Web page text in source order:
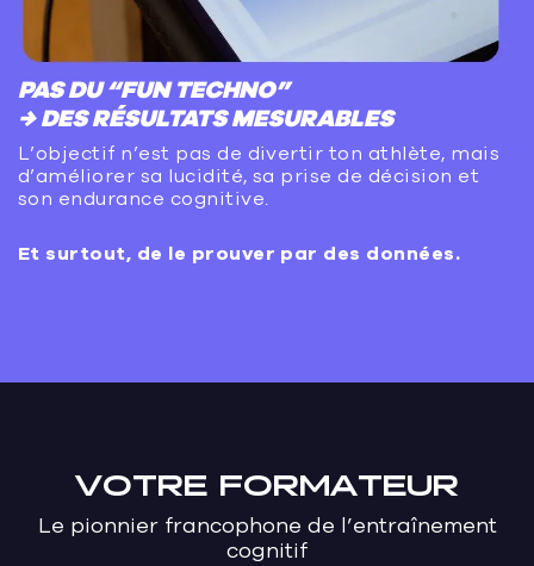
PAS DU “FUN TECHNO”
→ DES RÉSULTATS MESURABLES
L’objectif n’est pas de divertir ton athlète, mais
d’améliorer sa lucidité, sa prise de décision et
son endurance cognitive.
Et surtout, de le prouver par des données.
VOTRE FORMATEUR
Le pionnier francophone de l’entraînement
cognitif